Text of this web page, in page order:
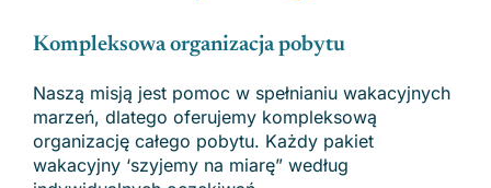
Kompleksowa organizacja pobytu
Naszą misją jest pomoc w spełnianiu wakacyjnych
marzeń, dlatego oferujemy kompleksową
organizację całego pobytu. Każdy pakiet
wakacyjny ‘szyjemy na miarę” według